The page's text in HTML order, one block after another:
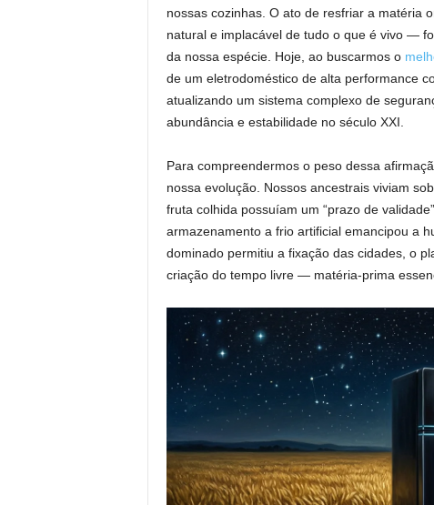
nossas cozinhas. O ato de resfriar a
natural e implacável de tudo o que é vivo —
da nossa espécie. Hoje, ao buscarmos o
de um eletrodoméstico de alta performance
atualizando um sistema complexo de
abundância e estabilidade no século XXI.
Para compreendermos o peso dessa
nossa evolução. Nossos ancestrais viviam
fruta colhida possuíam um “prazo de
armazenamento a frio artificial emancipou a
dominado permitiu a fixação das cidades, o
criação do tempo livre — matéria-prima